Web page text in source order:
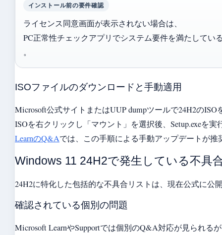
インストール前の要件確認
ライセンス同意画面が表示されない場合は、
PC正常性チェックアプリでシステム要件を満たしてい
。
ISOファイルのダウンロードと手動適用
Microsoft公式サイトまたはUUP dumpツールで24H2のISO
ISOを右クリックし「マウント」を選択後、Setup.exeを実
LearnのQ&Aでは、この手順による手動アップデートが推
Windows 11 24H2で発生している不具
24H2に特化した包括的な不具合リストは、現在公式に公
確認されている個別の問題
Microsoft LearnやSupportでは個別のQ&A対応が見られる